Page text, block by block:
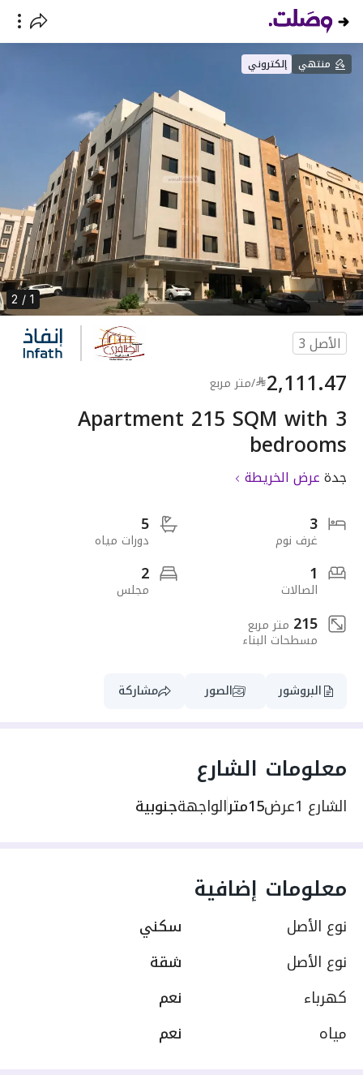
منتهي إلكتروني
1 / 2
الأصل3
2,111.47
/متر مربع
Apartment 215 SQM with 3
bedrooms
جدةعرض الخريطة
3
غرف نوم
5
دورات مياه
1
الصالات
2
مجلس
215 متر مربع
مسطحات البناء
البروشور الصور مشاركة
معلومات الشارع
الشارع 1 عرض15متر الواجهةجنوبية
معلومات إضافية
نوع الأصل
سكني
نوع الأصل
شقة
كهرباء
نعم
مياه
نعم